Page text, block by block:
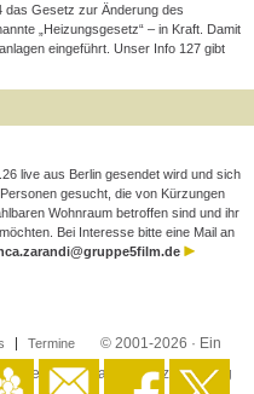
das Gesetz zur Änderung des
„Heizungsgesetz“ – in Kraft. Damit
eingeführt. Unser Info 127 gibt
live aus Berlin gesendet wird und sich
gesucht, die von Kürzungen
Wohnraum betroffen sind und ihr
Bei Interesse bitte eine Mail an
Termine
© 2001-2026 · Ein
Impressum·Datenschutzerklärung